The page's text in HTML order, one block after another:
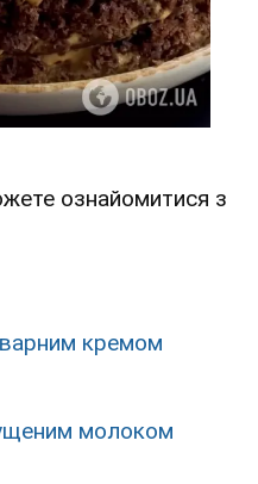
ознайомитися з
кремом
молоком